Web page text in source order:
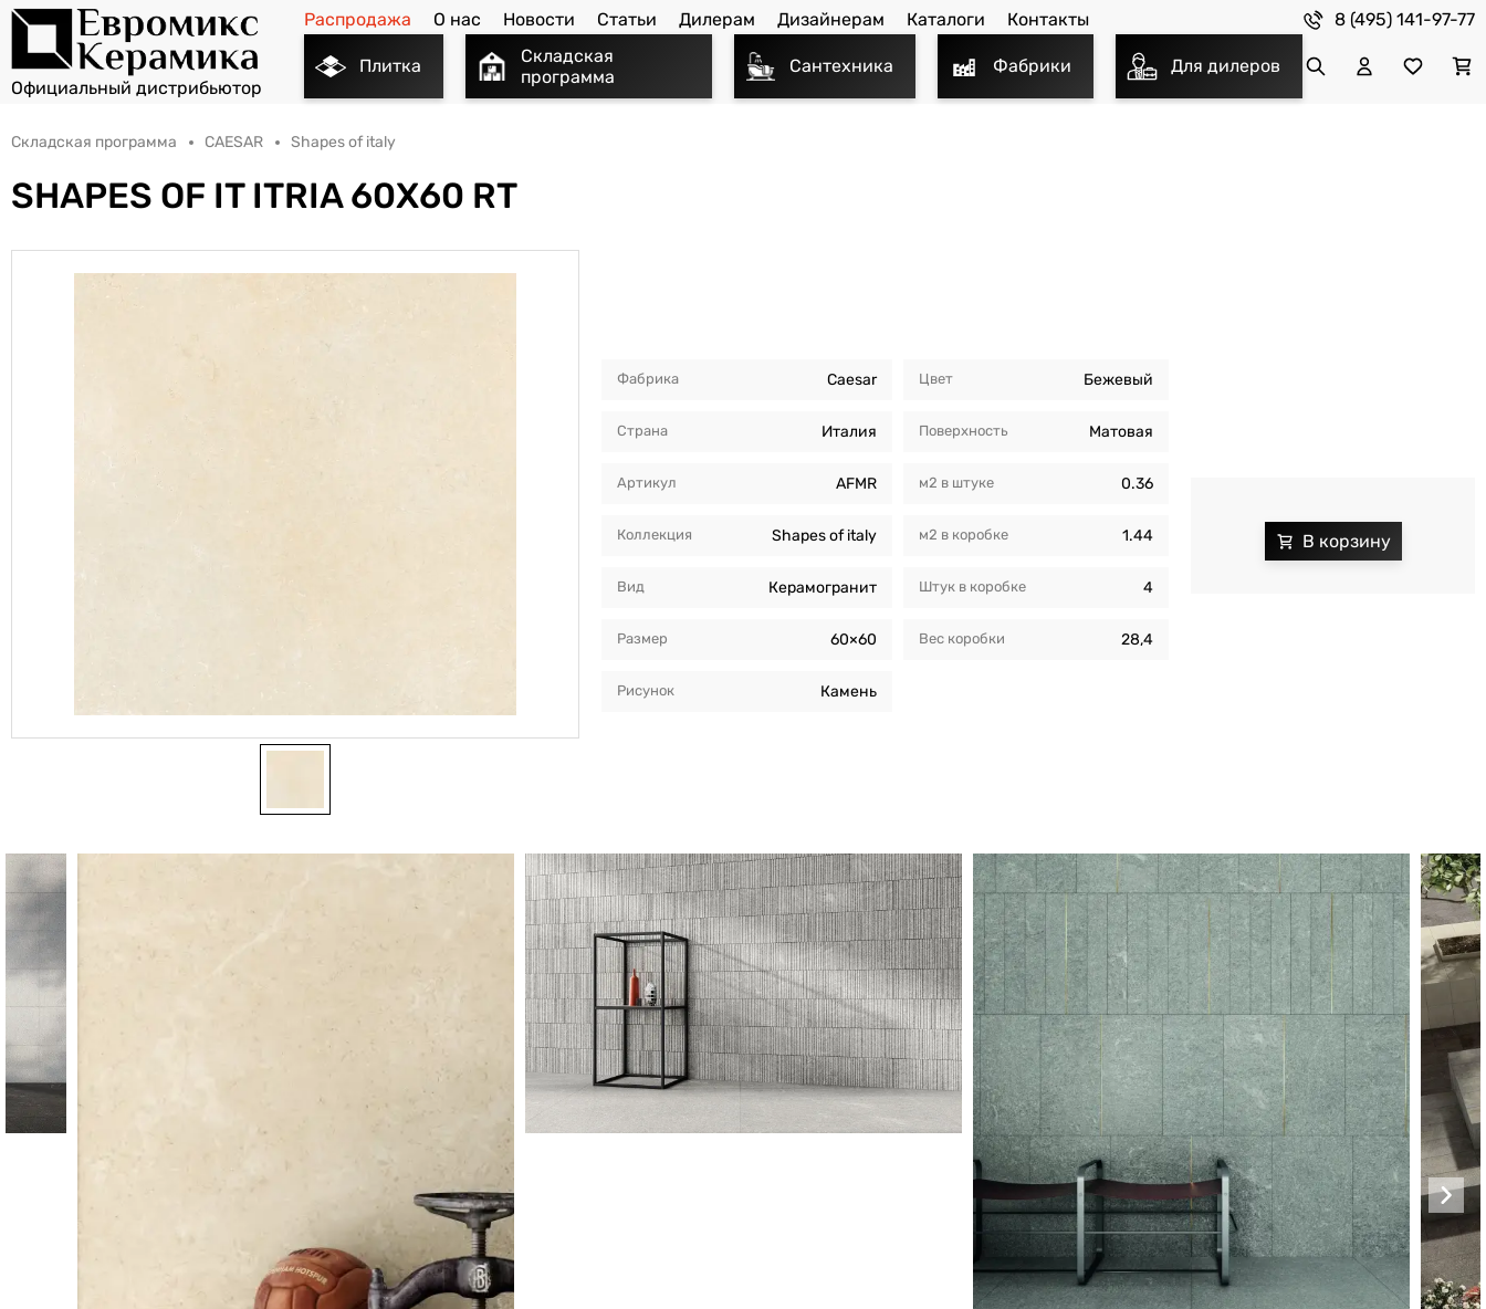
Распродажа О нас Новости Статьи Дилерам Дизайнерам Каталоги Контакты 8 (495) 141-97-77
Плитка
Складская
программа
Сантехника Фабрики Для дилеров
Складская программа CAESAR Shapes of italy
SHAPES OF IT ITRIA 60X60 RT
Фабрика Caesar
Страна Италия
Артикул AFMR
Коллекция Shapes of italy
Вид Керамогранит
Размер 60×60
Рисунок Камень
Цвет Бежевый
Поверхность Матовая
м2 в штуке 0.36
м2 в коробкe 1.44
Штук в коробкe 4
Вес коробки 28,4